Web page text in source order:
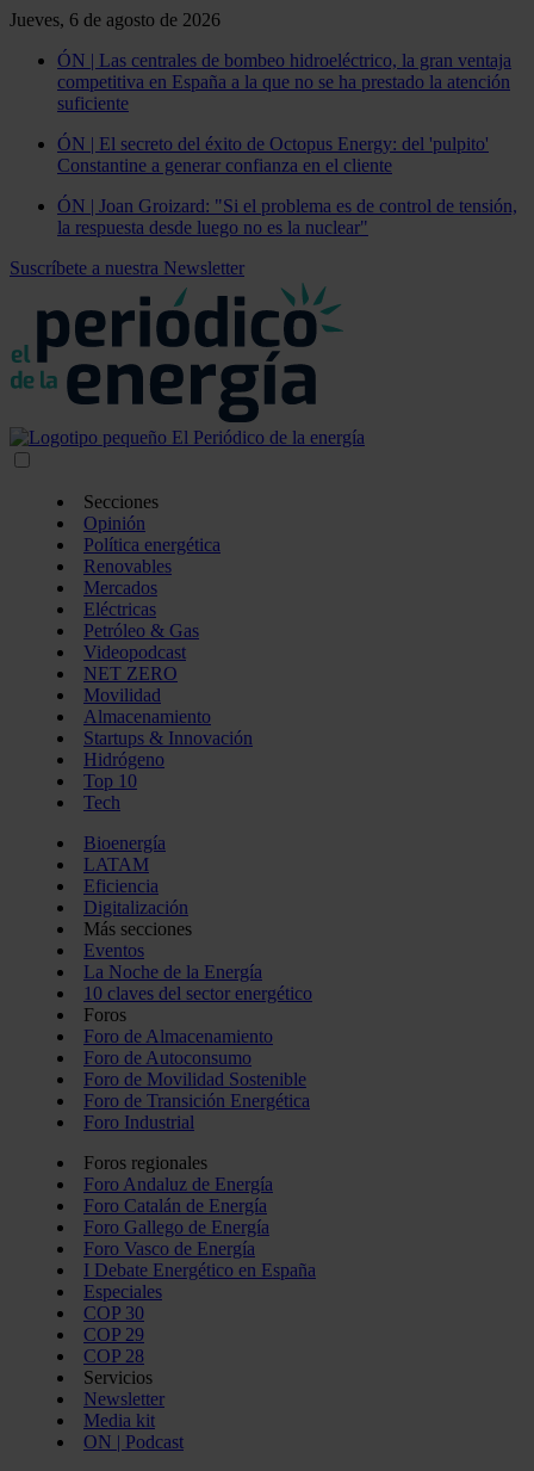
Jueves, 6 de agosto de 2026
ÓN | Las centrales de bombeo hidroeléctrico, la gran ventaja
competitiva en España a la que no se ha prestado la atención
suficiente
ÓN | El secreto del éxito de Octopus Energy: del 'pulpito'
Constantine a generar confianza en el cliente
ÓN | Joan Groizard: "Si el problema es de control de tensión,
la respuesta desde luego no es la nuclear"
Suscríbete a nuestra Newsletter
Secciones
Opinión
Política energética
Renovables
Mercados
Eléctricas
Petróleo & Gas
Videopodcast
NET ZERO
Movilidad
Almacenamiento
Startups & Innovación
Hidrógeno
Top 10
Tech
Bioenergía
LATAM
Eficiencia
Digitalización
Más secciones
Eventos
La Noche de la Energía
10 claves del sector energético
Foros
Foro de Almacenamiento
Foro de Autoconsumo
Foro de Movilidad Sostenible
Foro de Transición Energética
Foro Industrial
Foros regionales
Foro Andaluz de Energía
Foro Catalán de Energía
Foro Gallego de Energía
Foro Vasco de Energía
I Debate Energético en España
Especiales
COP 30
COP 29
COP 28
Servicios
Newsletter
Media kit
ON | Podcast